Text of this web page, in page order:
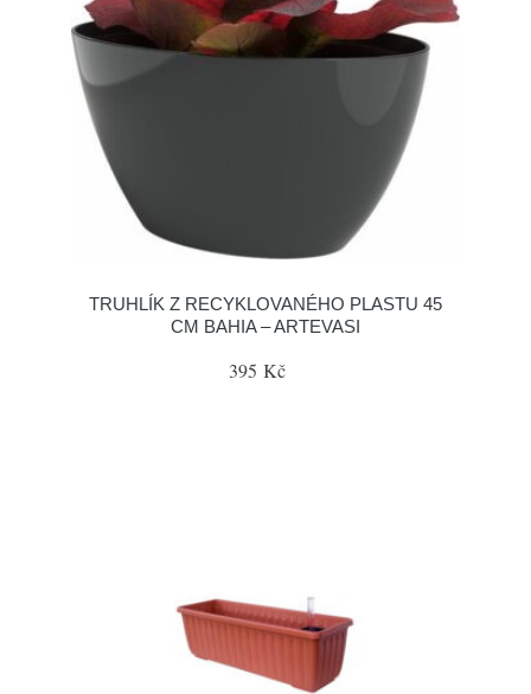
TRUHLÍK Z RECYKLOVANÉHO PLASTU 45
CM BAHIA – ARTEVASI
395 Kč